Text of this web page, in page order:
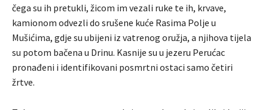
čega su ih pretukli, žicom im vezali ruke te ih, krvave,
kamionom odvezli do srušene kuće Rasima Polje u
Mušićima, gdje su ubijeni iz vatrenog oružja, a njihova tijela
su potom bačena u Drinu. Kasnije su u jezeru Perućac
pronađeni i identifikovani posmrtni ostaci samo četiri
žrtve.